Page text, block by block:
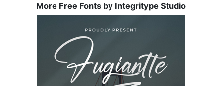
More Free Fonts by Integritype Studio